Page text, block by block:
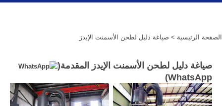
الصفحة الرئيسية > صياغة دليل لطحن الأسمنت الإيدز
صياغة دليل لطحن الأسمنت الإيدز المقدمة(
WhatsApp
)